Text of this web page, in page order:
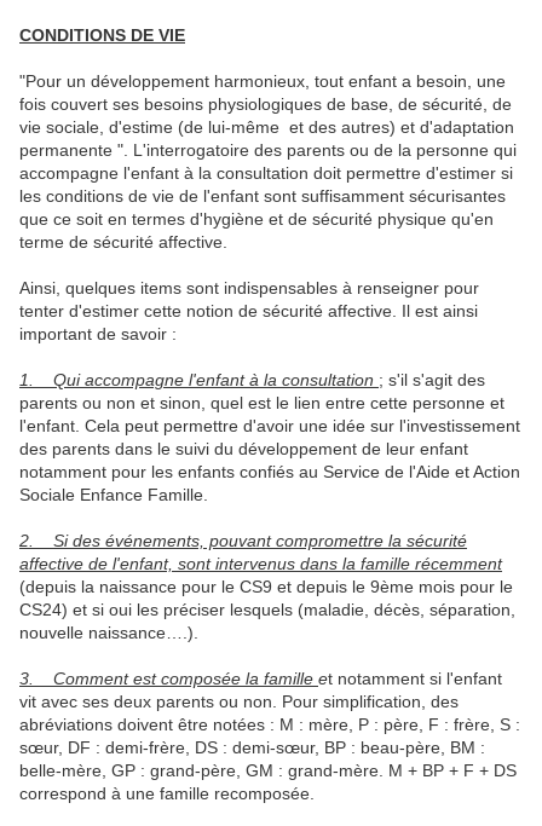
CONDITIONS DE VIE
"Pour un développement harmonieux, tout enfant a besoin, une
fois couvert ses besoins physiologiques de base, de sécurité, de
vie sociale, d'estime (de lui-même et des autres) et d'adaptation
permanente ". L'interrogatoire des parents ou de la personne qui
accompagne l'enfant à la consultation doit permettre d'estimer si
les conditions de vie de l'enfant sont suffisamment sécurisantes
que ce soit en termes d'hygiène et de sécurité physique qu'en
terme de sécurité affective.
Ainsi, quelques items sont indispensables à renseigner pour
tenter d'estimer cette notion de sécurité affective. Il est ainsi
important de savoir :
1. Qui accompagne l'enfant à la consultation ; s'il s'agit des
parents ou non et sinon, quel est le lien entre cette personne et
l'enfant. Cela peut permettre d'avoir une idée sur l'investissement
des parents dans le suivi du développement de leur enfant
notamment pour les enfants confiés au Service de l'Aide et Action
Sociale Enfance Famille.
2. Si des événements, pouvant compromettre la sécurité
affective de l'enfant, sont intervenus dans la famille récemment
(depuis la naissance pour le CS9 et depuis le 9ème mois pour le
CS24) et si oui les préciser lesquels (maladie, décès, séparation,
nouvelle naissance….).
3. Comment est composée la famille et notamment si l'enfant
vit avec ses deux parents ou non. Pour simplification, des
abréviations doivent être notées : M : mère, P : père, F : frère, S :
sœur, DF : demi-frère, DS : demi-sœur, BP : beau-père, BM :
belle-mère, GP : grand-père, GM : grand-mère. M + BP + F + DS
correspond à une famille recomposée.